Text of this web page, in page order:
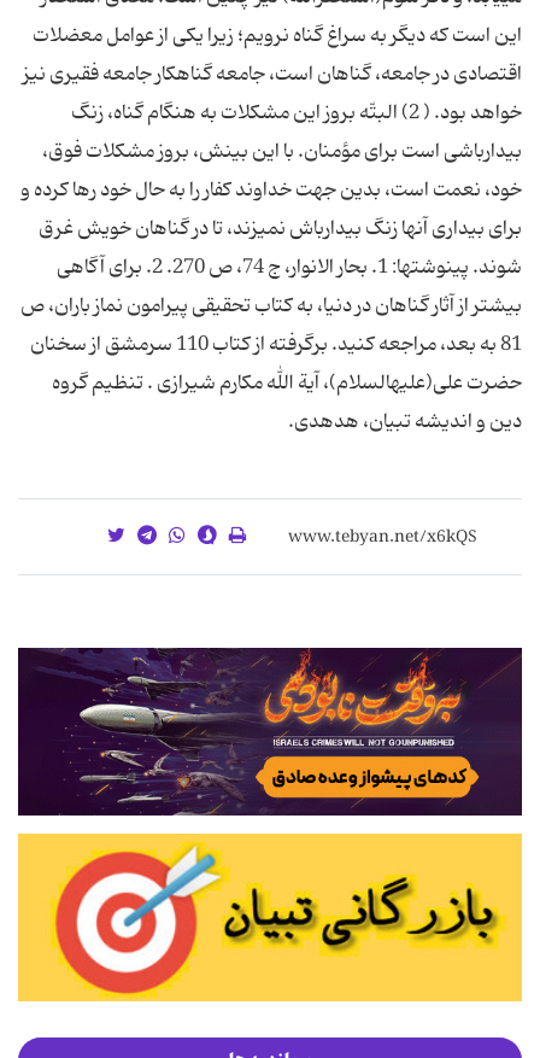
این است كه دیگر به سراغ گناه نرویم؛ زیرا یكى از عوامل معضلات
اقتصادى در جامعه، گناهان است، جامعه گناهكار جامعه فقیرى نیز
خواهد بود. ( 2) البتّه بروز این مشكلات به هنگام گناه، زنگ
بیدارباشى است براى مؤمنان. با این بینش، بروز مشكلات فوق،
خود، نعمت است، بدین جهت خداوند كفار را به حال خود رها كرده و
براى بیدارى آنها زنگ بیدارباش نمى‎زند، تا در گناهان خویش غرق
شوند. پی‎نوشت‎ها: 1. بحار الانوار، ج 74، ص 270. 2. براى آگاهى
بیشتر از آثار گناهان در دنیا، به كتاب تحقیقى پیرامون نماز باران، ص
81 به بعد، مراجعه كنید. برگرفته از کتاب 110 سرمشق از سخنان
حضرت على(علیه‎السلام)، آیة الله مکارم شیرازی . تنظیم گروه
دین و اندیشه تبیان، هدهدی.